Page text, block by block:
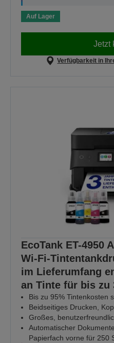
Auf Lager
Jetzt
Verfügbarkeit in
EcoTank ET-4950
Wi-Fi-
im Lieferumfang
an Tinte für bis zu
Bis zu 95% Tintenkosten
Beidseitiges Drucken,
Großes,
Automatischer
Papierfach vorne für 250